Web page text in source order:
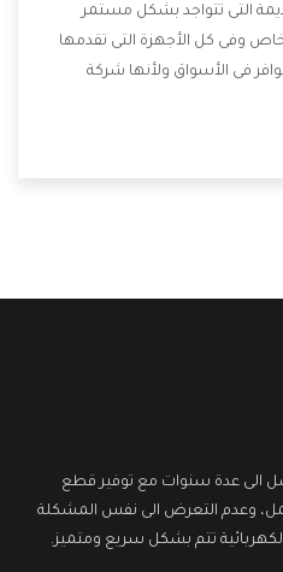
التى تتواجد بشكل مستمر
وفى كل الأجهزة التى تقدمها
فى الأسواق ولأنها شركة
التى تسهل على
الى عدة سنوات مع توفير قطع
وعدم التعرض الى نفس المشكلة
تتم بشكل سريع ومتميز.